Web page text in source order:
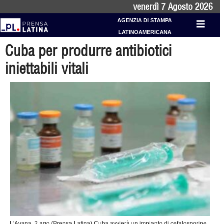
venerdì 7 Agosto 2026
AGENZIA DI STAMPA
LATINOAMERICANA
Cuba per produrre antibiotici
iniettabili vitali